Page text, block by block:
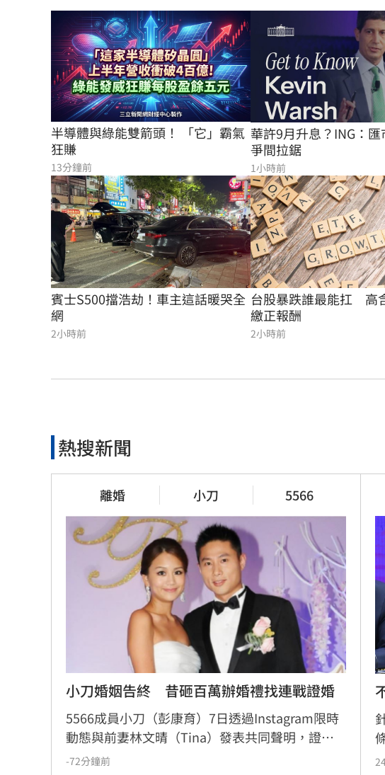
半導體與綠能雙箭頭！ 「它」霸氣
狂賺
13分鐘前
華許9月升息？ING：
爭間拉鋸
1小時前
賓士S500擋浩劫！車主這話暖哭全
網
2小時前
台股暴跌誰最能扛　高
繳正報酬
2小時前
定投10年翻逾5倍　這檔吸引存股族
3小時前
慈濟遭詐10.6億元！全
曝
一張百萬太貴！他公開高價股買
法：賺30萬
3小時前
獨／海外遊學增強外語
英、美、加
3小時前
熱搜新聞
離婚 小刀 5566
小刀婚姻告終　昔砸百萬辦婚禮找連戰證婚
5566成員小刀（彭康育）7日透過Instagram限時
動態與前妻林文晴（Tina）發表共同聲明，證實
兩人已結束14年婚姻。聲明中表示，兩人其實已
-72分鐘前